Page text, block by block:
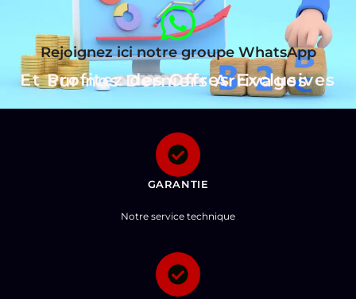
Rejoignez ici notre groupe WhatsApp
Et Profitez des Offres Exclusives sur nos Derniers Arrivages
GARANTIE
Notre service technique